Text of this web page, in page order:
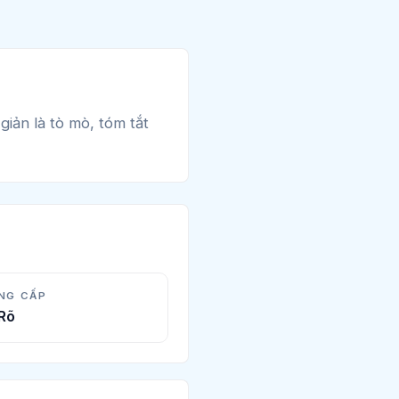
là tò mò, tóm tắt
CẤP